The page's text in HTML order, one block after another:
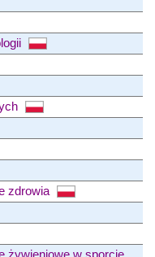
zdrowia
żywieniowe w sporcie